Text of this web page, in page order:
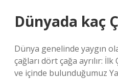
Dünyada kaç
Dünya genelinde yaygın
çağları dört çağa ayrılır:
ve içinde bulunduğumuz